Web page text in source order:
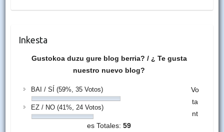
Inkesta
Gustokoa duzu gure blog berria? / ¿ Te gusta
nuestro nuevo blog?
BAI / SÍ (59%, 35 Votos)
EZ / NO (41%, 24 Votos)
Vo
ta
nt
es Totales:59